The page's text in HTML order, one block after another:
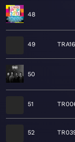
48
49
50
51
52